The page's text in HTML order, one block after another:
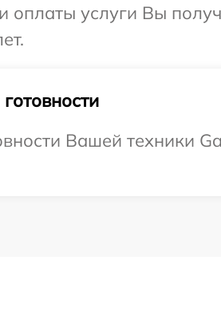
оплаты услуги Вы
Вашей техники